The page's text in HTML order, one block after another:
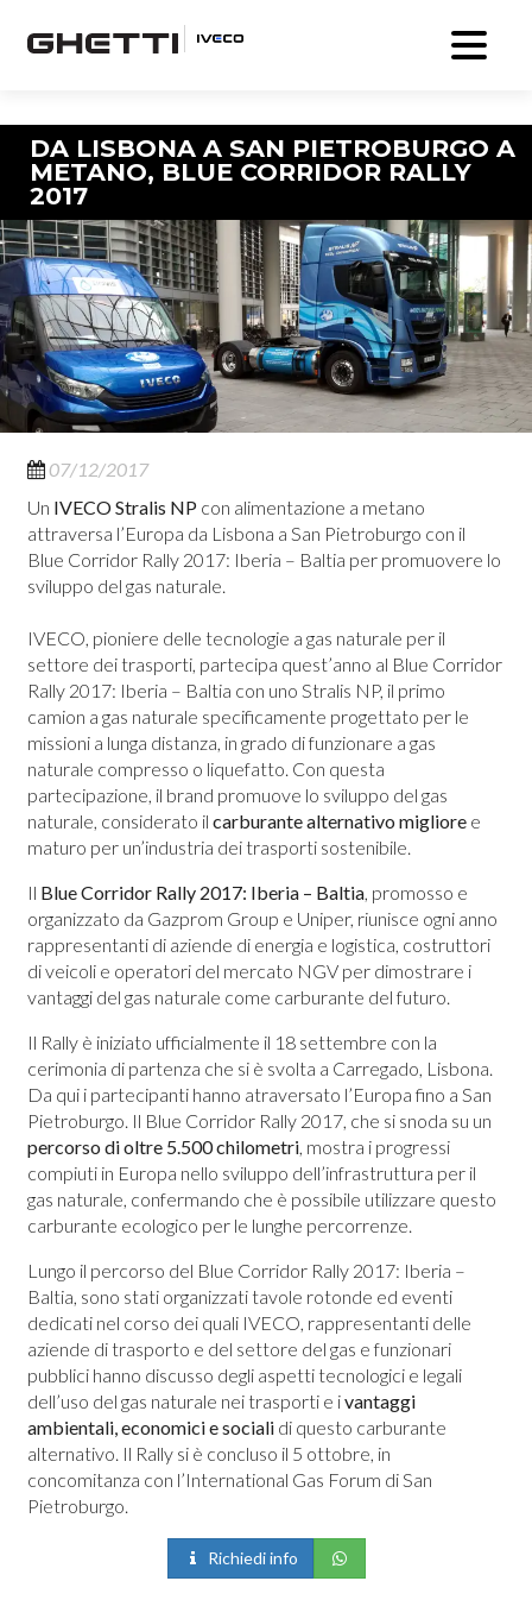
DA LISBONA A SAN PIETROBURGO A
METANO, BLUE CORRIDOR RALLY
2017
07/12/2017
Un IVECO Stralis NP con alimentazione a metano
attraversa l’Europa da Lisbona a San Pietroburgo con il
Blue Corridor Rally 2017: Iberia – Baltia per promuovere lo
sviluppo del gas naturale.
IVECO, pioniere delle tecnologie a gas naturale per il
settore dei trasporti, partecipa quest’anno al Blue Corridor
Rally 2017: Iberia – Baltia con uno Stralis NP, il primo
camion a gas naturale specificamente progettato per le
missioni a lunga distanza, in grado di funzionare a gas
naturale compresso o liquefatto. Con questa
partecipazione, il brand promuove lo sviluppo del gas
naturale, considerato il carburante alternativo migliore e
maturo per un’industria dei trasporti sostenibile.
Il Blue Corridor Rally 2017: Iberia – Baltia, promosso e
organizzato da Gazprom Group e Uniper, riunisce ogni anno
rappresentanti di aziende di energia e logistica, costruttori
di veicoli e operatori del mercato NGV per dimostrare i
vantaggi del gas naturale come carburante del futuro.
Il Rally è iniziato ufficialmente il 18 settembre con la
cerimonia di partenza che si è svolta a Carregado, Lisbona.
Da qui i partecipanti hanno atraversato l’Europa fino a San
Pietroburgo. Il Blue Corridor Rally 2017, che si snoda su un
percorso di oltre 5.500 chilometri, mostra i progressi
compiuti in Europa nello sviluppo dell’infrastruttura per il
gas naturale, confermando che è possibile utilizzare questo
carburante ecologico per le lunghe percorrenze.
Lungo il percorso del Blue Corridor Rally 2017: Iberia –
Baltia, sono stati organizzati tavole rotonde ed eventi
dedicati nel corso dei quali IVECO, rappresentanti delle
aziende di trasporto e del settore del gas e funzionari
pubblici hanno discusso degli aspetti tecnologici e legali
dell’uso del gas naturale nei trasporti e ivantaggi
ambientali, economici e sociali di questo carburante
alternativo. Il Rally si è concluso il 5 ottobre, in
concomitanza con l’International Gas Forum di San
Pietroburgo.
Richiedi info
Navigazione articolo